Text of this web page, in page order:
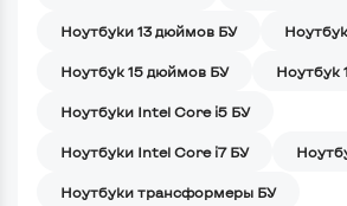
Ноутбуки 13 дюймов БУ
Ноутбук 15 дюймов БУ Ноутбук
Ноутбуки Intel Core i5 БУ
Ноутбуки Intel Core i7 БУ
Ноутбуки трансформеры БУ